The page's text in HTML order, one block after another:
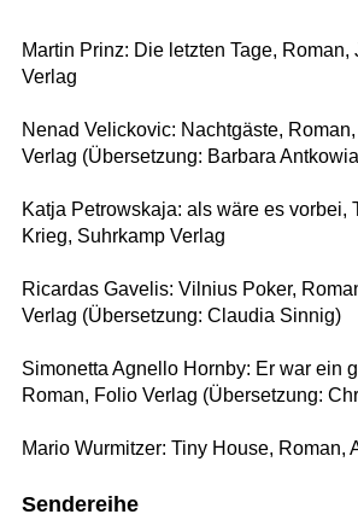
Martin Prinz: Die letzten Tage, Roman,
Verlag
Nenad Velickovic: Nachtgäste,
Verlag (Übersetzung: Barbara
Katja Petrowskaja: als wäre es vorbei,
Krieg, Suhrkamp Verlag
Ricardas Gavelis: Vilnius Poker,
Verlag (Übersetzung: Claudia Sinnig)
Simonetta Agnello Hornby: Er war ein
Roman, Folio Verlag (Übersetzung:
Mario Wurmitzer: Tiny House, Roman,
Sendereihe